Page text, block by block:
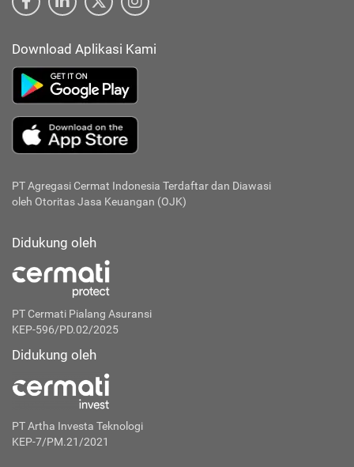
Download Aplikasi Kami
PT Agregasi Cermat Indonesia Terdaftar dan Diawasi
oleh Otoritas Jasa Keuangan (OJK)
Didukung oleh
PT Cermati Pialang Asuransi
KEP-596/PD.02/2025
Didukung oleh
PT Artha Investa Teknologi
KEP-7/PM.21/2021